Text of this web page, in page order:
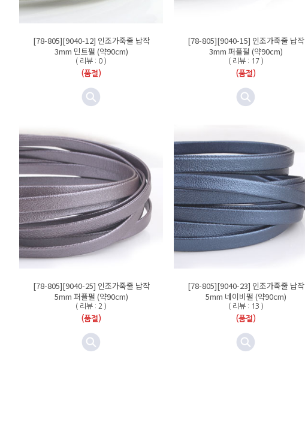
[78-805][9040-12] 인조가죽줄 납작
3mm 민트펄 (약90cm)
( 리뷰 : 0 )
(품절)
[78-805][9040-15] 인조가죽줄 납작
3mm 퍼플펄 (약90cm)
( 리뷰 : 17 )
(품절)
[78-805][9040-25] 인조가죽줄 납작
5mm 퍼플펄 (약90cm)
( 리뷰 : 2 )
(품절)
[78-805][9040-23] 인조가죽줄 납작
5mm 네이비펄 (약90cm)
( 리뷰 : 13 )
(품절)